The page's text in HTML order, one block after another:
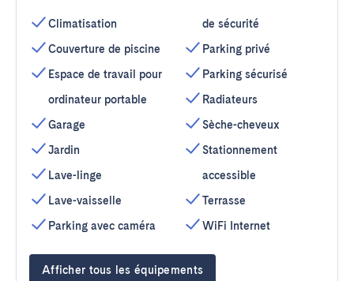
Climatisation
Couverture de piscine
Espace de travail pour
ordinateur portable
Garage
Jardin
Lave-linge
Lave-vaisselle
Parking avec caméra
de sécurité
Parking privé
Parking sécurisé
Radiateurs
Sèche-cheveux
Stationnement
accessible
Terrasse
WiFi Internet
Afficher tous les équipements